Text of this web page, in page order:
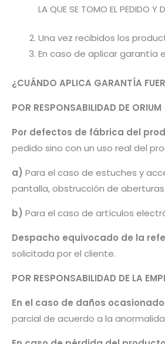
LA QUE SE TOMO EL PEDIDO Y
Una vez recibidos los
En caso de aplicar garantía
¿CUÁNDO APLICA GARANTÍA
POR RESPONSABILIDAD DE ORIUM
Por defectos de fábrica del
pedido sino con un uso real del
a) Para el caso de estuches y
pantalla, obstrucción de
b) Para el caso de artículos
Despacho equivocado de la
solicitada por el cliente.
POR RESPONSABILIDAD DE LA
En el caso de daños
parcial de acuerdo a la